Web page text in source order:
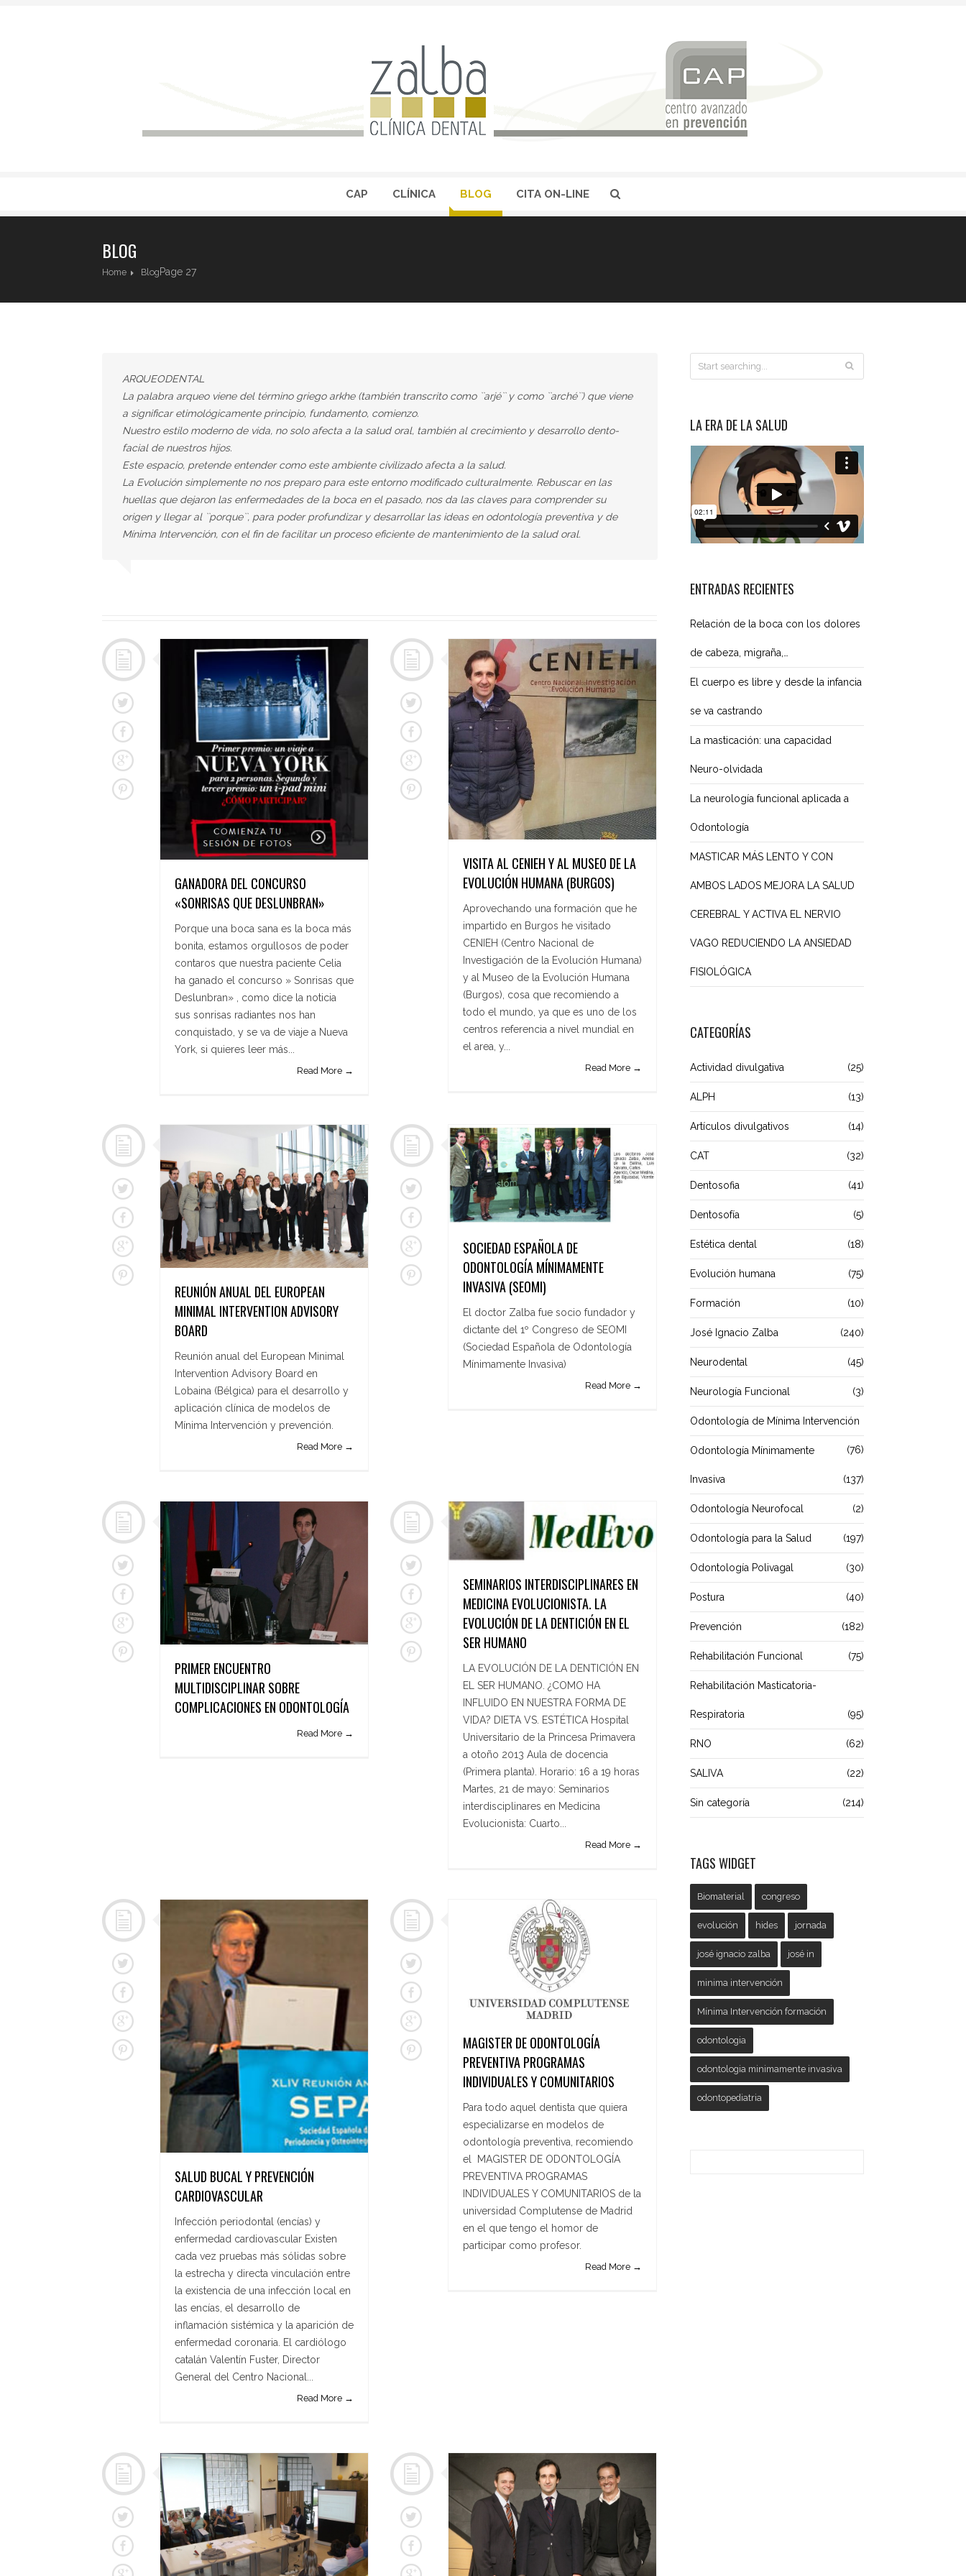
CAP CLÍNICA BLOG CITA ON-LINE
BLOG
Home Blog Page 27
ARQUEODENTAL
La palabra arqueo viene del término griego arkhe (también transcrito como ``arjé`` y como ``arché``) que viene
a significar etimológicamente principio, fundamento, comienzo.
Nuestro estilo moderno de vida, no solo afecta a la salud oral, también al crecimiento y desarrollo dento-
facial de nuestros hijos.
Este espacio, pretende entender como este ambiente civilizado afecta a la salud.
La Evolución simplemente no nos preparo para este entorno modificado culturalmente. Rebuscar en las
huellas que dejaron las enfermedades de la boca en el pasado, nos da las claves para comprender su
origen y llegar al ``porque``, para poder profundizar y desarrollar las ideas en odontología preventiva y de
Mínima Intervención, con el fin de facilitar un proceso eficiente de mantenimiento de la salud oral.
GANADORA DEL CONCURSO
«SONRISAS QUE DESLUNBRAN»
Porque una boca sana es la boca más
bonita, estamos orgullosos de poder
contaros que nuestra paciente Celia
ha ganado el concurso » Sonrisas que
Deslunbran» , como dice la noticia
sus sonrisas radiantes nos han
conquistado, y se va de viaje a Nueva
York, si quieres leer más...
Read More →
VISITA AL CENIEH Y AL MUSEO DE LA
EVOLUCIÓN HUMANA (BURGOS)
Aprovechando una formación que he
impartido en Burgos he visitado
CENIEH (Centro Nacional de
Investigación de la Evolución Humana)
y al Museo de la Evolución Humana
(Burgos), cosa que recomiendo a
todo el mundo, ya que es uno de los
centros referencia a nivel mundial en
el area, y...
Read More →
REUNIÓN ANUAL DEL EUROPEAN
MINIMAL INTERVENTION ADVISORY
BOARD
Reunión anual del European Minimal
Intervention Advisory Board en
Lobaina (Bélgica) para el desarrollo y
aplicación clínica de modelos de
Mínima Intervención y prevención.
Read More →
SOCIEDAD ESPAÑOLA DE
ODONTOLOGÍA MÍNIMAMENTE
INVASIVA (SEOMI)
El doctor Zalba fue socio fundador y
dictante del 1º Congreso de SEOMI
(Sociedad Española de Odontología
Mínimamente Invasiva)
Read More →
PRIMER ENCUENTRO
MULTIDISCIPLINAR SOBRE
COMPLICACIONES EN ODONTOLOGÍA
Read More →
SEMINARIOS INTERDISCIPLINARES EN
MEDICINA EVOLUCIONISTA. LA
EVOLUCIÓN DE LA DENTICIÓN EN EL
SER HUMANO
LA EVOLUCIÓN DE LA DENTICIÓN EN
EL SER HUMANO. ¿COMO HA
INFLUIDO EN NUESTRA FORMA DE
VIDA? DIETA VS. ESTÉTICA Hospital
Universitario de la Princesa Primavera
a otoño 2013 Aula de docencia
(Primera planta). Horario: 16 a 19 horas
Martes, 21 de mayo: Seminarios
interdisciplinares en Medicina
Evolucionista: Cuarto...
Read More →
SALUD BUCAL Y PREVENCIÓN
CARDIOVASCULAR
Infección periodontal (encías) y
enfermedad cardiovascular Existen
cada vez pruebas más sólidas sobre
la estrecha y directa vinculación entre
la existencia de una infección local en
las encías, el desarrollo de
inflamación sistémica y la aparición de
enfermedad coronaria. El cardiólogo
catalán Valentín Fuster, Director
General del Centro Nacional...
Read More →
MAGISTER DE ODONTOLOGÍA
PREVENTIVA PROGRAMAS
INDIVIDUALES Y COMUNITARIOS
Para todo aquel dentista que quiera
especializarse en modelos de
odontología preventiva, recomiendo
el MAGISTER DE ODONTOLOGÍA
PREVENTIVA PROGRAMAS
INDIVIDUALES Y COMUNITARIOS de la
universidad Complutense de Madrid
en el que tengo el homor de
participar como profesor.
Read More →
LA ERA DE LA SALUD
ENTRADAS RECIENTES
Relación de la boca con los dolores
de cabeza, migraña,…
El cuerpo es libre y desde la infancia
se va castrando
La masticación: una capacidad
Neuro-olvidada
La neurología funcional aplicada a
Odontología
MASTICAR MÁS LENTO Y CON
AMBOS LADOS MEJORA LA SALUD
CEREBRAL Y ACTIVA EL NERVIO
VAGO REDUCIENDO LA ANSIEDAD
FISIOLÓGICA
CATEGORÍAS
Actividad divulgativa (25)
ALPH (13)
Artículos divulgativos (14)
CAT (32)
Dentosofia (41)
Dentosofía (5)
Estética dental (18)
Evolución humana (75)
Formación (10)
José Ignacio Zalba (240)
Neurodental (45)
Neurología Funcional (3)
Odontología de Mínima Intervención
(76)
Odontología Mínimamente
Invasiva (137)
Odontología Neurofocal (2)
Odontología para la Salud (197)
Odontología Polivagal (30)
Postura (40)
Prevención (182)
Rehabilitación Funcional (75)
Rehabilitación Masticatoria-
Respiratoria (95)
RNO (62)
SALIVA (22)
Sin categoría (214)
TAGS WIDGET
Biomaterial congreso
evolución hides jornada
josé ignacio zalba josé in
minima intervención
Mínima Intervención formación
odontologia
odontologia minimamente invasiva
odontopediatria